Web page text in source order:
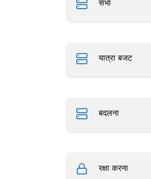
सभा
यात्रा बजट
बदलना
रक्षा करना